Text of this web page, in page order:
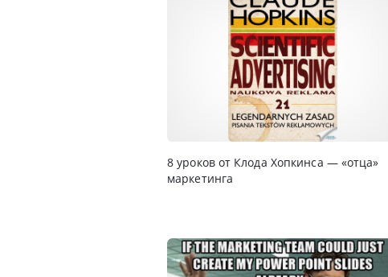
8 уроков от Клода Хопкинса — «отца»
маркетинга